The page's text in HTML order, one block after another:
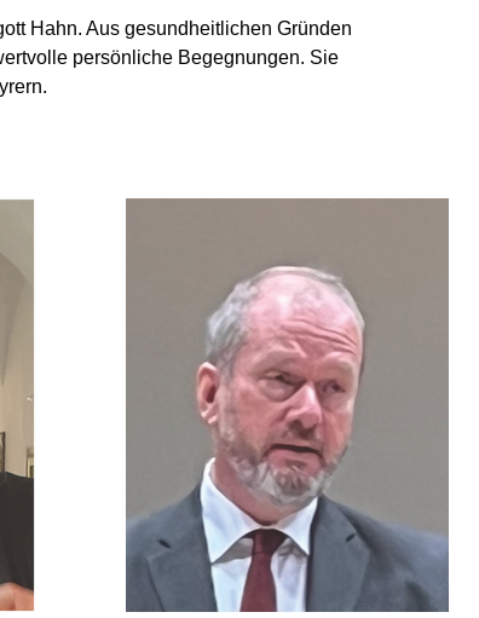
Hahn. Aus gesundheitlichen Gründen
persönliche Begegnungen. Sie